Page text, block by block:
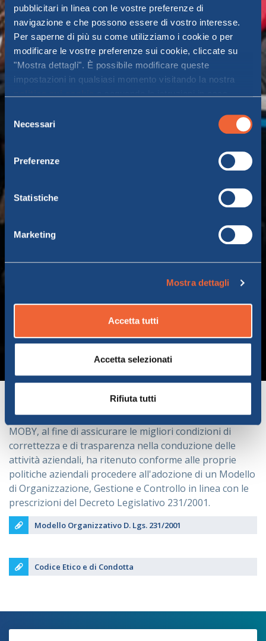
pubblicitari in linea con le vostre preferenze di
navigazione e che possono essere di vostro interesse.
Per saperne di più su come utilizziamo i cookie o per
modificare le vostre preferenze sui cookie, cliccate su
"Mostra dettagli". È possibile modificare queste
impostazioni in qualsiasi momento visitando la nostra
selezionati", l’utente accetta la memorizzazione dei
delNecessari
Preferenze
Statistiche
Marketing
Mostra dettagli
Accetta tutti
Accetta selezionati
Rifiuta tutti
Mascalzone Latino e MOBY
nel mondo, è nato diversi decenni fa dalla passione
dell’armatore di MOBY Vincenzo Onorato, che lo guida
con analoga passione e grinta in ogni sfida.
Modello Organizzativo
MOBY, al fine di assicurare le migliori condizioni di
correttezza e di trasparenza nella conduzione delle
attività aziendali, ha ritenuto conforme alle proprie
politiche aziendali procedere all'adozione di un Modello
di Organizzazione, Gestione e Controllo in linea con le
prescrizioni del Decreto Legislativo 231/2001.
Modello Organizzativo D. Lgs. 231/2001
Codice Etico e di Condotta